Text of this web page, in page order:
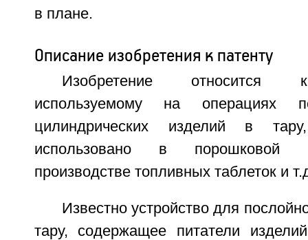
в плане.
Описание изобретения к патенту
Изобретение относится
используемому на операциях
цилиндрических изделий в
использовано в порошковой
производстве топливных таблеток и
Известно устройство для
тару, содержащее питатели